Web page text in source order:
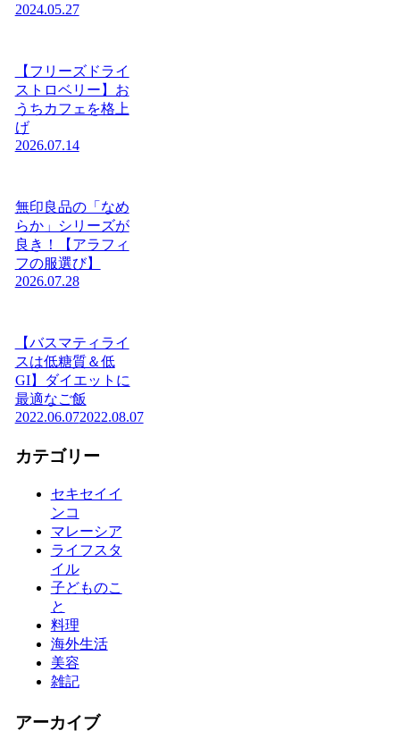
2024.05.27
【フリーズドライ
ストロベリー】お
うちカフェを格上
げ
2026.07.14
無印良品の「なめ
らか」シリーズが
良き！【アラフィ
フの服選び】
2026.07.28
【バスマティライ
スは低糖質＆低
GI】ダイエットに
最適なご飯
2022.06.072022.08.07
カテゴリー
セキセイイ
ンコ
マレーシア
ライフスタ
イル
子どものこ
と
料理
海外生活
美容
雑記
アーカイブ